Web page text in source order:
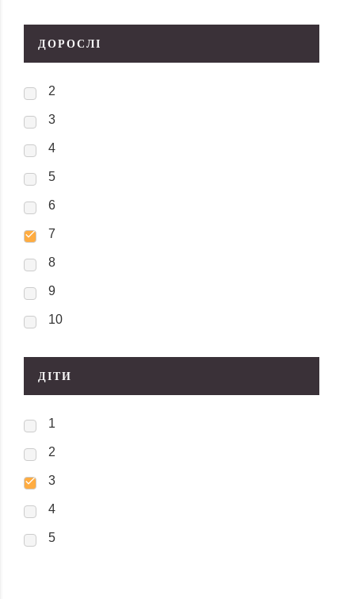
ДОРОСЛІ
2
3
4
5
6
7
8
9
10
ДІТИ
1
2
3
4
5